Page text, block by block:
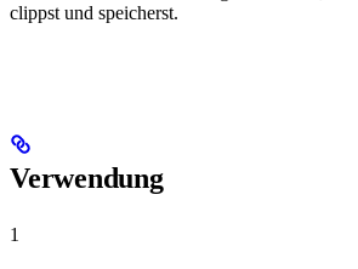
clippst und speicherst.
Verwendung
1